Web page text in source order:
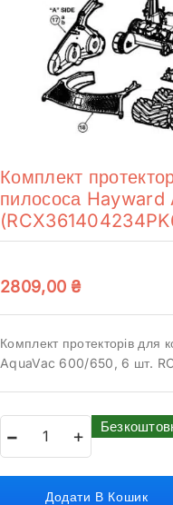
Комплект
пилососа
2809,00 ₴
Комплект протекторів для
AquaVac 600/650, 6 шт.
Додати В Кошик